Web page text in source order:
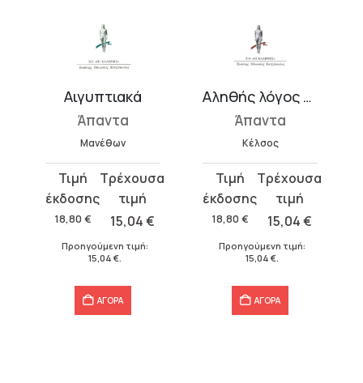
Αιγυπτιακά
Άπαντα
Μανέθων
18,80 €
Original
price
was:
15,04€
τρέχουσα
τιμή
15,04 €.
Προηγούμενη τιμή:
15,04 €
ΑΓΟΡΑ
Αληθής λόγος – Κέλσος
Άπαντα
Κέλσος
18,80 €
Original
price
was:
15,04€
τρέχουσα
τιμή
15,04 €.
Προηγούμενη τιμή:
15,04 €
ΑΓΟΡΑ